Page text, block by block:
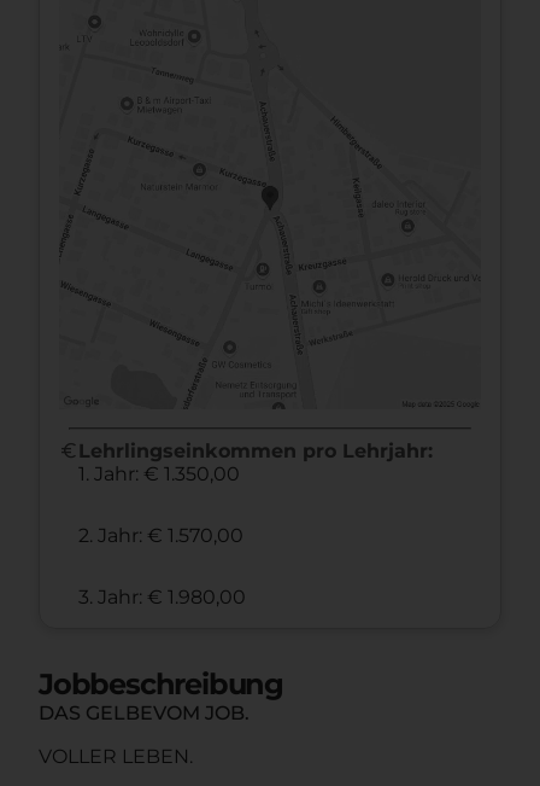
euro Lehrlingseinkommen pro Lehrjahr:
1. Jahr: € 1.350,00
2. Jahr: € 1.570,00
3. Jahr: € 1.980,00
Jobbeschreibung
DAS GELBEVOM JOB.
VOLLER LEBEN.